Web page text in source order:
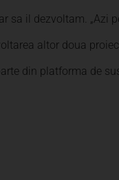
sa il dezvoltam. „Azi
altor doua
din platforma de